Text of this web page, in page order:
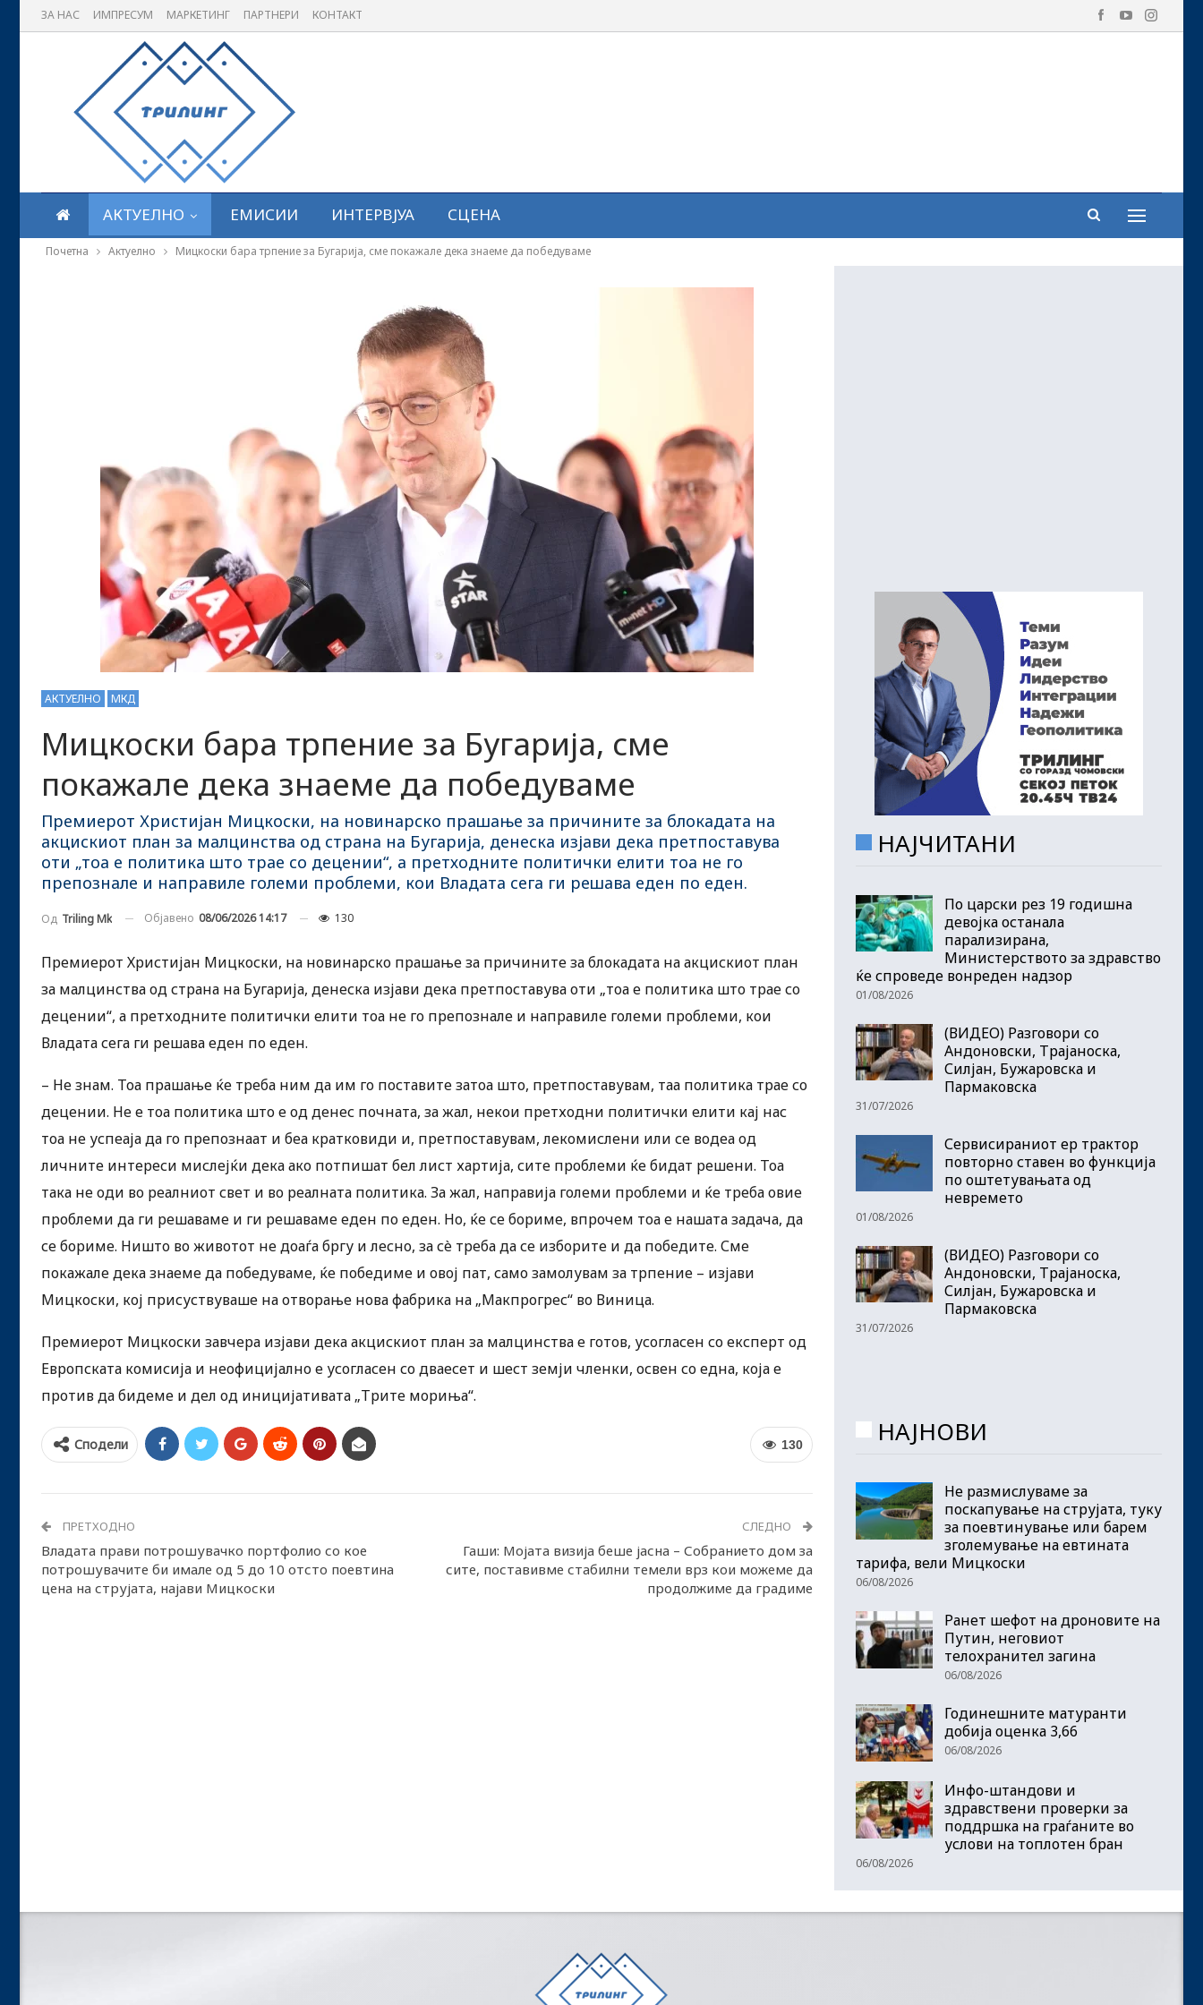
ЗА НАС ИМПРЕСУМ МАРКЕТИНГ ПАРТНЕРИ КОНТАКТ
АКТУЕЛНО ЕМИСИИ ИНТЕРВЈУА СЦЕНА
Почетна Актуелно Мицкоски бара трпение за Бугарија, сме покажале дека знаеме да победуваме
АКТУЕЛНО МКД
Мицкоски бара трпение за Бугарија, сме
покажале дека знаеме да победуваме
Премиерот Христијан Мицкоски, на новинарско прашање за причините за блокадата на
акцискиот план за малцинства од страна на Бугарија, денеска изјави дека претпоставува
оти „тоа е политика што трае со децении“, а претходните политички елити тоа не го
препознале и направиле големи проблеми, кои Владата сега ги решава еден по еден.
Од Triling Mk Објавено 08/06/2026 14:17 130
Премиерот Христијан Мицкоски, на новинарско прашање за причините за блокадата на акцискиот план
за малцинства од страна на Бугарија, денеска изјави дека претпоставува оти „тоа е политика што трае со
децении“, а претходните политички елити тоа не го препознале и направиле големи проблеми, кои
Владата сега ги решава еден по еден.
– Не знам. Тоа прашање ќе треба ним да им го поставите затоа што, претпоставувам, таа политика трае со
децении. Не е тоа политика што е од денес почната, за жал, некои претходни политички елити кај нас
тоа не успеаја да го препознаат и беа кратковиди и, претпоставувам, лекомислени или се водеа од
личните интереси мислејќи дека ако потпишат бел лист хартија, сите проблеми ќе бидат решени. Тоа
така не оди во реалниот свет и во реалната политика. За жал, направија големи проблеми и ќе треба овие
проблеми да ги решаваме и ги решаваме еден по еден. Но, ќе се бориме, впрочем тоа е нашата задача, да
се бориме. Ништо во животот не доаѓа бргу и лесно, за сè треба да се изборите и да победите. Сме
покажале дека знаеме да победуваме, ќе победиме и овој пат, само замолувам за трпение – изјави
Мицкоски, кој присуствуваше на отворање нова фабрика на „Макпрогрес“ во Виница.
Премиерот Мицкоски завчера изјави дека акцискиот план за малцинства е готов, усогласен со експерт од
Европската комисија и неофицијално е усогласен со дваесет и шест земји членки, освен со една, која е
против да бидеме и дел од иницијативата „Трите мориња“.
130
Сподели
ПРЕТХОДНО
Владата прави потрошувачко портфолио со кое
потрошувачите би имале од 5 до 10 отсто поевтина
цена на струјата, најави Мицкоски
СЛЕДНО
Гаши: Мојата визија беше јасна – Собранието дом за
сите, поставивме стабилни темели врз кои можеме да
продолжиме да градиме
НАЈЧИТАНИ
По царски рез 19 годишна
девојка останала
парализирана,
Министерството за здравство
ќе спроведе вонреден надзор
01/08/2026
(ВИДЕО) Разговори со
Андоновски, Трајаноска,
Силјан, Бужаровска и
Пармаковска
31/07/2026
Сервисираниот ер трактор
повторно ставен во функција
по оштетувањата од
невремето
01/08/2026
(ВИДЕО) Разговори со
Андоновски, Трајаноска,
Силјан, Бужаровска и
Пармаковска
31/07/2026
НАЈНОВИ
Не размислуваме за
поскапување на струјата, туку
за поевтинување или барем
зголемување на евтината
тарифа, вели Мицкоски
06/08/2026
Ранет шефот на дроновите на
Путин, неговиот
телохранител загина
06/08/2026
Годинешните матуранти
добија оценка 3,66
06/08/2026
Инфо-штандови и
здравствени проверки за
поддршка на граѓаните во
услови на топлотен бран
06/08/2026